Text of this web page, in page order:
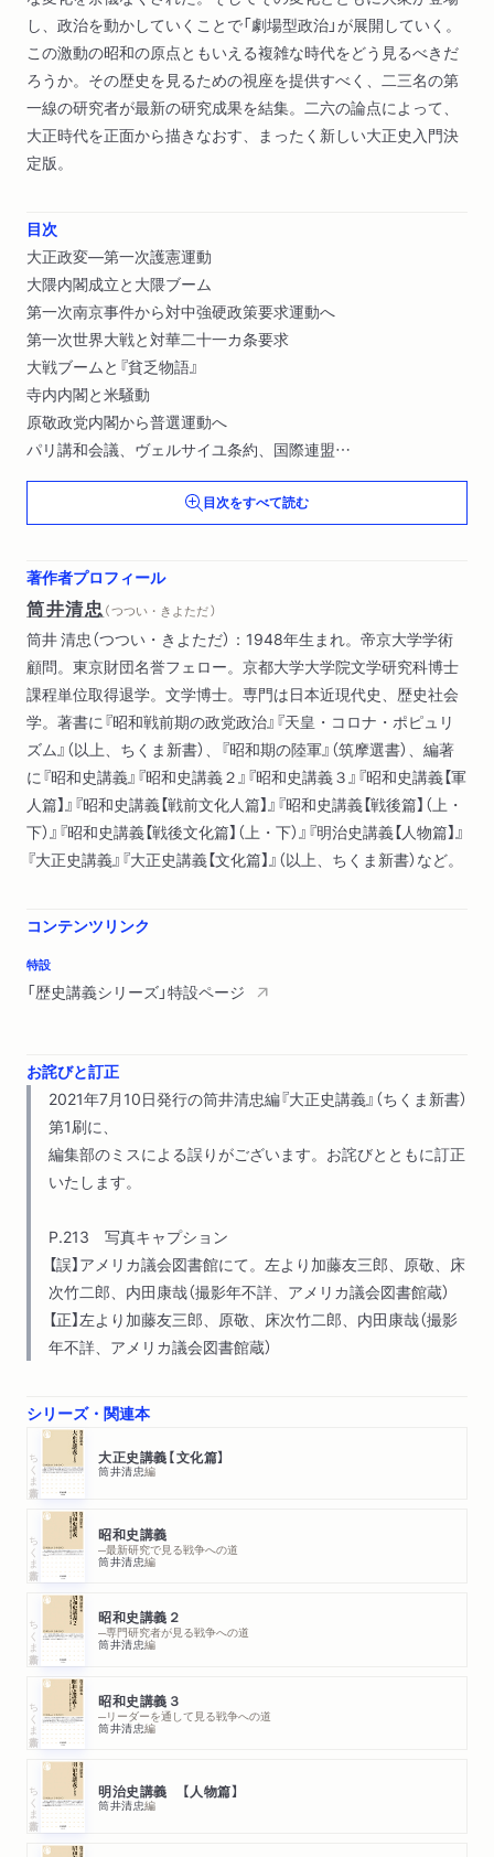
し、政治を動かしていくことで「劇場型政治」が展開していく。
この激動の昭和の原点ともいえる複雑な時代をどう見るべきだ
ろうか。その歴史を見るための視座を提供すべく、二三名の第
一線の研究者が最新の研究成果を結集。二六の論点によって、
大正時代を正面から描きなおす、まったく新しい大正史入門決
定版。
目次
大正政変―第一次護憲運動
大隈内閣成立と大隈ブーム
第一次南京事件から対中強硬政策要求運動へ
第一次世界大戦と対華二十一カ条要求
大戦ブームと『貧乏物語』
寺内内閣と米騒動
原敬政党内閣から普選運動へ
パリ講和会議、ヴェルサイユ条約、国際連盟
人種差別撤廃提案
三・一独立万歳運動と朝鮮統治
シベリア出兵からソ連との国交樹立へ
ワシントン会議―海軍軍縮条約と日英同盟廃棄
新人会―エリート型社会運動の開始
社会運動の諸相
女性解放運動―『青踏』から婦選獲得同盟へ
国家改造運動
宮中某重大事件と皇太子訪欧
関東大震災後の政治と後藤新平
排日移民法抗議運動
「軍縮期」の社会と軍隊
第二次護憲運動と加藤高明内閣
若槻礼次郎内閣と「劇場型政治」の開始
破綻する幣原外交―第二次南京事件前後
目次をすべて読む
著作者プロフィール
筒井清忠 （ つつい・きよただ ）
筒井 清忠（つつい・きよただ）：1948年生まれ。帝京大学学術
顧問。東京財団名誉フェロー。京都大学大学院文学研究科博士
課程単位取得退学。文学博士。専門は日本近現代史、歴史社会
学。著書に『昭和戦前期の政党政治』『天皇・コロナ・ポピュリ
ズム』（以上、ちくま新書）、『昭和期の陸軍』（筑摩選書）、編著
に『昭和史講義』『昭和史講義２』『昭和史講義３』『昭和史講義【軍
人篇】』『昭和史講義【戦前文化人篇】』『昭和史講義【戦後篇】（上・
下）』『昭和史講義【戦後文化篇】（上・下）』『明治史講義【人物篇】』
『大正史講義』『大正史講義【文化篇】』（以上、ちくま新書）など。
コンテンツリンク
特設
「歴史講義シリーズ」特設ページ
お詫びと訂正
2021年7月10日発行の筒井清忠編『大正史講義』（ちくま新書）
第1刷に、
編集部のミスによる誤りがございます。お詫びとともに訂正
いたします。
P.213 写真キャプション
【誤】アメリカ議会図書館にて。左より加藤友三郎、原敬、床
次竹二郎、内田康哉（撮影年不詳、アメリカ議会図書館蔵）
【正】左より加藤友三郎、原敬、床次竹二郎、内田康哉（撮影
年不詳、アメリカ議会図書館蔵）
シリーズ・関連本
ちくま新書 大正史講義【文化篇】
筒井清忠編
ちくま新書 昭和史講義
─最新研究で見る戦争への道
筒井清忠編
ちくま新書 昭和史講義２
─専門研究者が見る戦争への道
筒井清忠編
ちくま新書 昭和史講義３
─リーダーを通して見る戦争への道
筒井清忠編
ちくま新書 明治史講義 【人物篇】
筒井清忠編